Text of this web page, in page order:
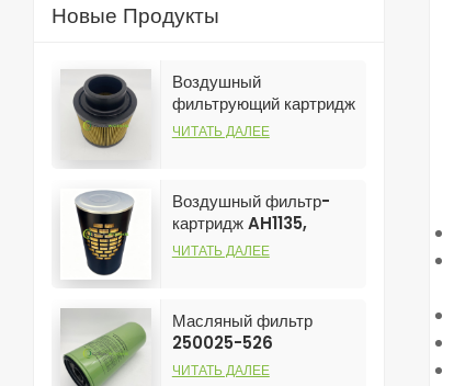
Новые Продукты
Воздушный
фильтрующий картридж
C1131, настраиваемый,
предназначен для
фильтрации воздушных
компрессоров.
ЧИТАТЬ ДАЛЕЕ
Воздушный фильтр-
картридж AH1135,
настраиваемый, для
предназначен для
воздушных
компрессоров.
ЧИТАТЬ ДАЛЕЕ
Масляный фильтр
250025-526
Высокопроизводительный,
ЧИТАТЬ ДАЛЕЕ